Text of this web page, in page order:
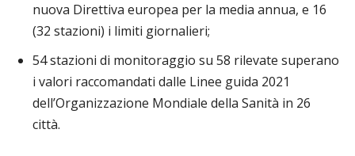
nuova Direttiva europea per la media annua, e 16
(32 stazioni) i limiti giornalieri;
54 stazioni di monitoraggio su 58 rilevate superano
i valori raccomandati dalle Linee guida 2021
dell’Organizzazione Mondiale della Sanità in 26
città.